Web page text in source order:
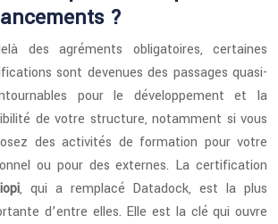
?
des agréments obligatoires, certaines
sont devenues des passages quasi-
pour le développement et la
de votre structure, notamment si vous
des activités de formation pour votre
ou pour des externes. La certification
, qui a remplacé Datadock, est la plus
d’entre elles. Elle est la clé qui ouvre